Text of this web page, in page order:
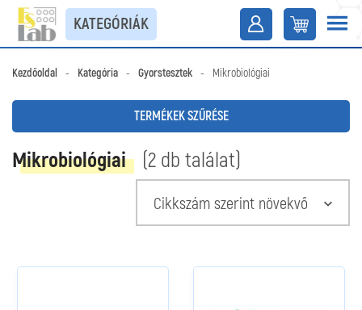
KATEGÓRIÁK
Kezdőoldal - Kategória - Gyorstesztek - Mikrobiológiai
TERMÉKEK SZŰRÉSE
Mikrobiológiai (2 db találat)
Cikkszám szerint növekvő